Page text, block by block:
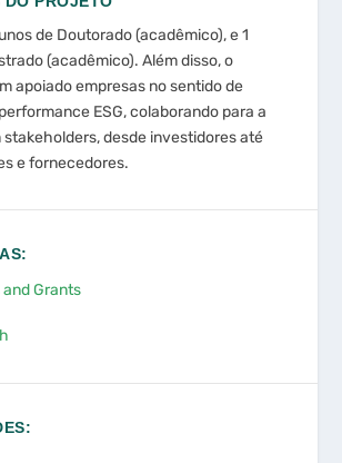
de Doutorado (acadêmico), e 1
(acadêmico). Além disso, o
apoiado empresas no sentido de
ESG, colaborando para a
stakeholders, desde investidores até
e fornecedores.
Grants